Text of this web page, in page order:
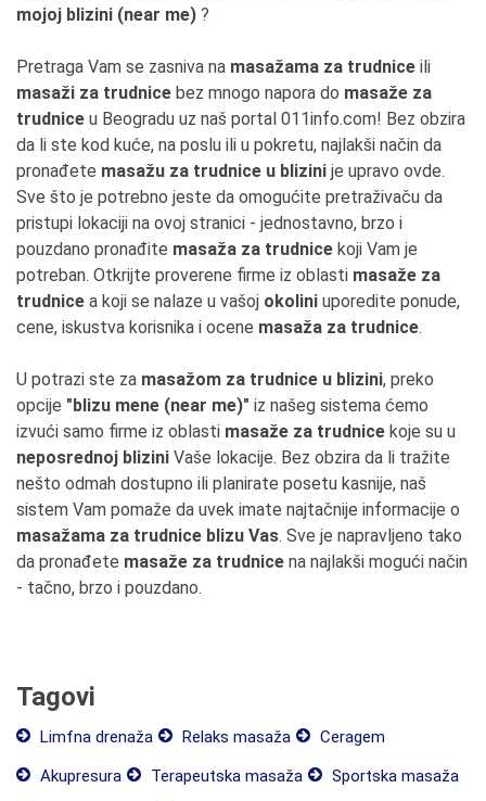
mojoj blizini (near me) ?
Pretraga Vam se zasniva na masažama za trudnice ili
masaži za trudnice bez mnogo napora do masaže za
trudnice u Beogradu uz naš portal 011info.com! Bez obzira
da li ste kod kuće, na poslu ili u pokretu, najlakši način da
pronađete masažu za trudnice u blizini je upravo ovde.
Sve što je potrebno jeste da omogućite pretraživaču da
pristupi lokaciji na ovoj stranici - jednostavno, brzo i
pouzdano pronađite masaža za trudnice koji Vam je
potreban. Otkrijte proverene firme iz oblasti masaže za
trudnice a koji se nalaze u vašoj okolini uporedite ponude,
cene, iskustva korisnika i ocene masaža za trudnice.
U potrazi ste za masažom za trudnice u blizini, preko
opcije "blizu mene (near me)" iz našeg sistema ćemo
izvući samo firme iz oblasti masaže za trudnice koje su u
neposrednoj blizini Vaše lokacije. Bez obzira da li tražite
nešto odmah dostupno ili planirate posetu kasnije, naš
sistem Vam pomaže da uvek imate najtačnije informacije o
masažama za trudnice blizu Vas. Sve je napravljeno tako
da pronađete masaže za trudnice na najlakši mogući način
- tačno, brzo i pouzdano.
Tagovi
Limfna drenaža Relaks masaža
Ceragem
Akupresura
Terapeutska masaža
Sportska masaža